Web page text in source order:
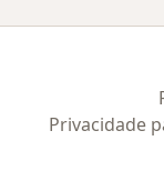
Privacidade